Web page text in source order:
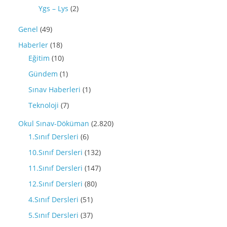
Ygs – Lys (2)
Genel (49)
Haberler (18)
Eğitim (10)
Gündem (1)
Sınav Haberleri (1)
Teknoloji (7)
Okul Sınav-Döküman (2.820)
1.Sınıf Dersleri (6)
10.Sınıf Dersleri (132)
11.Sınıf Dersleri (147)
12.Sınıf Dersleri (80)
4.Sınıf Dersleri (51)
5.Sınıf Dersleri (37)